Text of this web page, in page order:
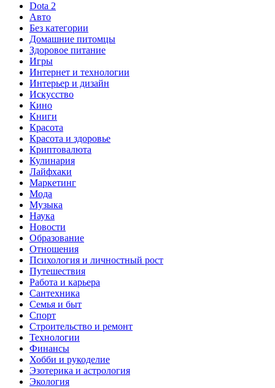
Dota 2
Авто
Без категории
Домашние питомцы
Здоровое питание
Игры
Интернет и технологии
Интерьер и дизайн
Искусство
Кино
Книги
Красота
Красота и здоровье
Криптовалюта
Кулинария
Лайфхаки
Маркетинг
Мода
Музыка
Наука
Новости
Образование
Отношения
Психология и личностный рост
Путешествия
Работа и карьера
Сантехника
Семья и быт
Спорт
Строительство и ремонт
Технологии
Финансы
Хобби и рукоделие
Эзотерика и астрология
Экология